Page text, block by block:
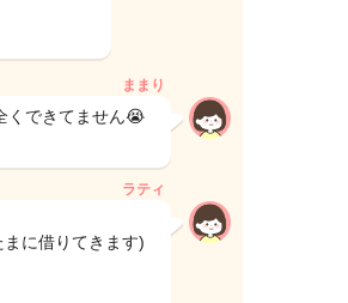
ままり
くできてません😭
ラティ
に借りてきます)